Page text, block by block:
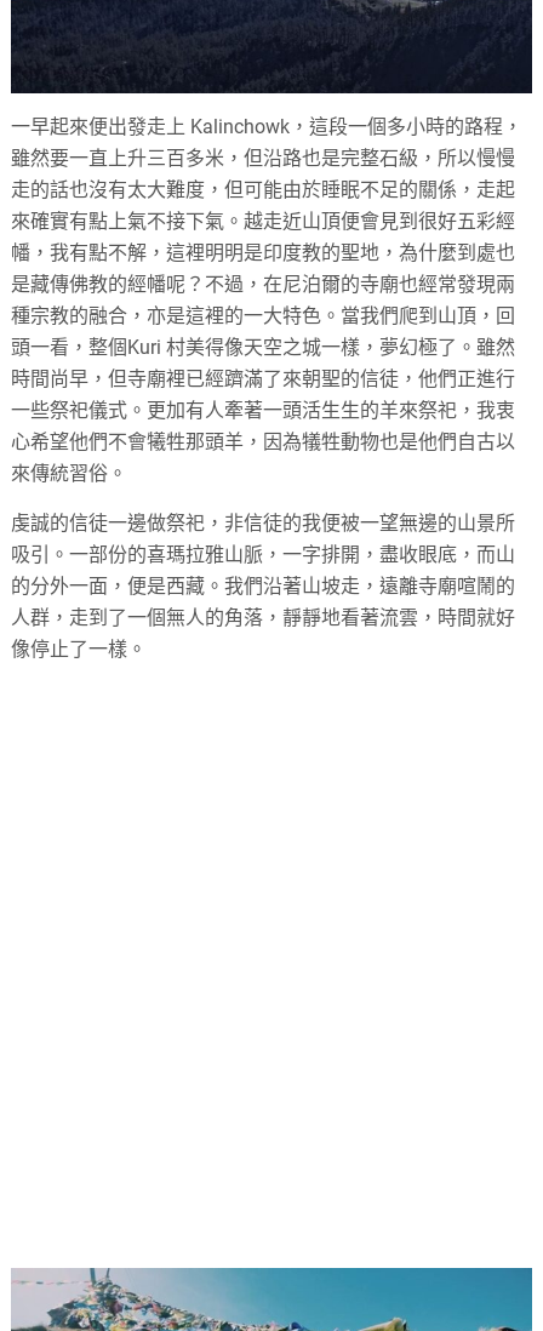
一早起來便出發走上 Kalinchowk，這段一個多小時的路程，
雖然要一直上升三百多米，但沿路也是完整石級，所以慢慢
走的話也沒有太大難度，但可能由於睡眠不足的關係，走起
來確實有點上氣不接下氣。越走近山頂便會見到很好五彩經
幡，我有點不解，這裡明明是印度教的聖地，為什麼到處也
是藏傳佛教的經幡呢？不過，在尼泊爾的寺廟也經常發現兩
種宗教的融合，亦是這裡的一大特色。當我們爬到山頂，回
頭一看，整個Kuri 村美得像天空之城一樣，夢幻極了。雖然
時間尚早，但寺廟裡已經躋滿了來朝聖的信徒，他們正進行
一些祭祀儀式。更加有人牽著一頭活生生的羊來祭祀，我衷
心希望他們不會犧牲那頭羊，因為犠牲動物也是他們自古以
來傳統習俗。
虔誠的信徒一邊做祭祀，非信徒的我便被一望無邊的山景所
吸引。一部份的喜瑪拉雅山脈，一字排開，盡收眼底，而山
的分外一面，便是西藏。我們沿著山坡走，遠離寺廟喧鬧的
人群，走到了一個無人的角落，靜靜地看著流雲，時間就好
像停止了一樣。